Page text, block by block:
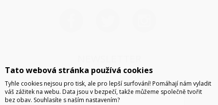
Tato webová stránka používá cookies
Tyhle cookies nejsou pro tisk, ale pro lepší surfování! Pomáhají nám vyladit
váš zážitek na webu. Data jsou v bezpečí, takže můžeme společně tvořit
bez obav. Souhlasíte s naším nastavením?